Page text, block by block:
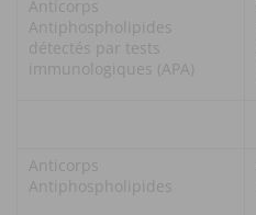
Anticorps
Antiphospholipides
détectés par tests
immunologiques (APA)
Anticorps
Antiphospholipides